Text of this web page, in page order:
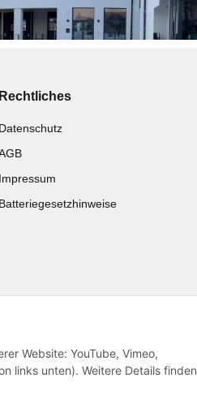
Website: YouTube, Vimeo,
links unten). Weitere Details finden
Rechtliches
Datenschutz
Impressum
Batteriegesetzhinweise
Preisliste anschauen